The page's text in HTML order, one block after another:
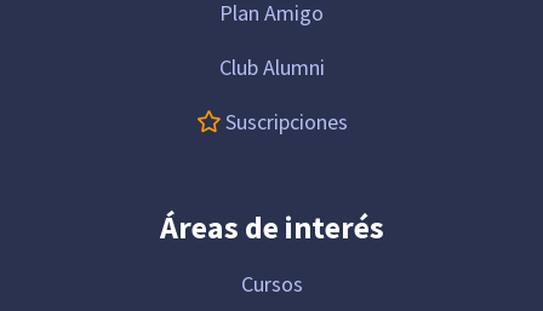
Plan Amigo
Club Alumni
Suscripciones
Áreas de interés
Cursos